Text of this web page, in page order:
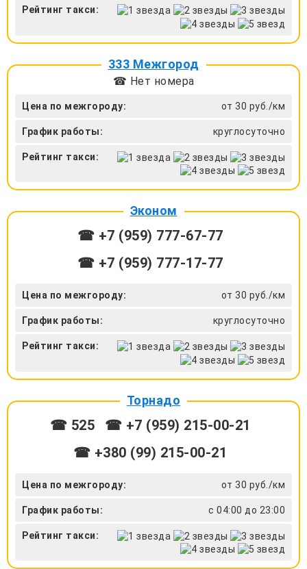
Рейтинг такси:
333 Межгород
☎ Нет номера
Цена по межгороду: от 30 руб./км
График работы: круглосуточно
Рейтинг такси:
Эконом
☎ +7 (959) 777-67-77
☎ +7 (959) 777-17-77
Цена по межгороду: от 30 руб./км
График работы: круглосуточно
Рейтинг такси:
Торнадо
☎ 525
☎ +7 (959) 215-00-21
☎ +380 (99) 215-00-21
Цена по межгороду: от 30 руб./км
График работы: с 04:00 до 23:00
Рейтинг такси: